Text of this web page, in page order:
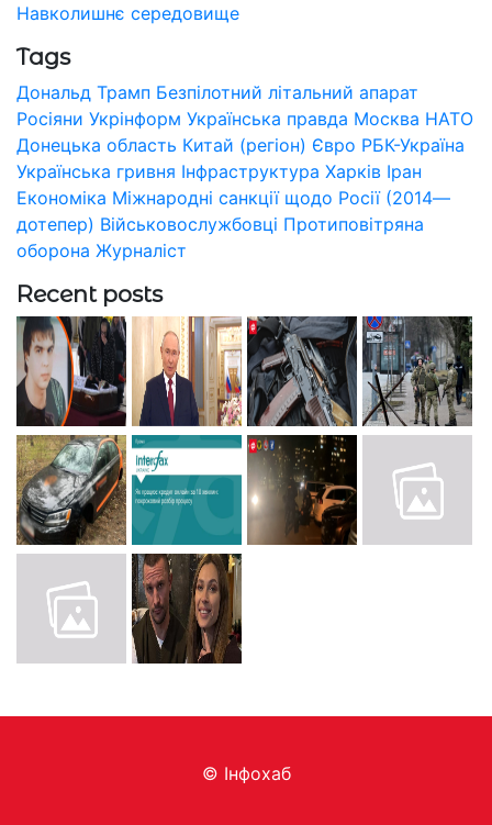
Навколишнє середовище
Tags
Дональд Трамп Безпілотний літальний апарат
Росіяни Укрінформ Українська правда Москва НАТО
Донецька область Китай (регіон) Євро РБК-Україна
Українська гривня Інфраструктура Харків Іран
Економіка Міжнародні санкції щодо Росії (2014—
дотепер) Військовослужбовці Протиповітряна
оборона Журналіст
Recent posts
© Інфохаб